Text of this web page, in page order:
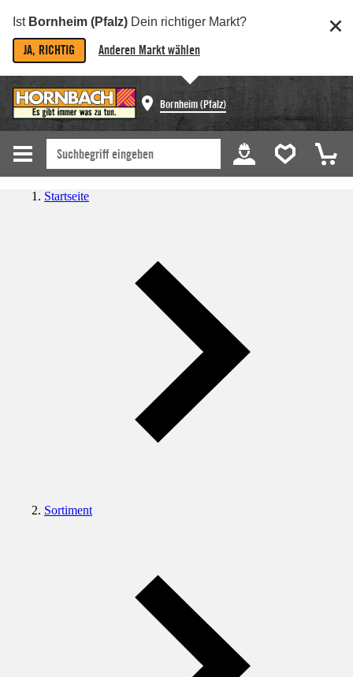
Ist Bornheim (Pfalz) Dein richtiger Markt?
JA, RICHTIG Anderen Markt wählen
Bornheim (Pfalz)
Startseite
Sortiment